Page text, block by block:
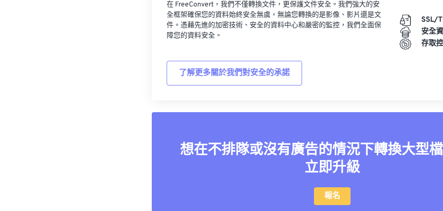
在 FreeConvert，我們不僅轉換文件，更保護文件安全。我們強大的安
全框架確保您的資料始終安全無虞，無論您轉換的是影像、影片還是文
件。憑藉先進的加密技術、安全的資料中心和嚴密的監控，我們全面保
障您的資料安全。
了解更多關於我們對安全的承諾
SSL/
安全
存取
想在不排隊或沒有廣告的情況下轉換大型
立即升級
報名